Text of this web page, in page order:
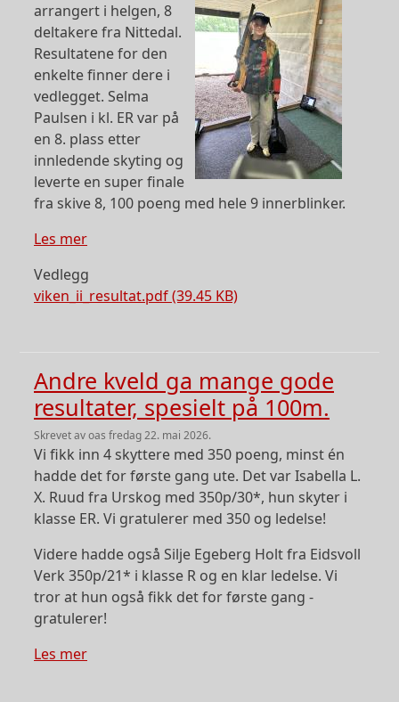
arrangert i helgen, 8
deltakere fra Nittedal.
Resultatene for den
enkelte finner dere i
vedlegget. Selma
Paulsen i kl. ER var på
en 8. plass etter
innledende skyting og
leverte en super finale
fra skive 8, 100 poeng med hele 9 innerblinker.
Les merom Ungdomsmedalje til Selma på Viken II
Vedlegg
viken_ii_resultat.pdf (39.45 KB)
Andre kveld ga mange gode
resultater, spesielt på 100m.
skrevet avoas fredag 22. mai 2026.
Vi fikk inn 4 skyttere med 350 poeng, minst én
hadde det for første gang ute. Det var Isabella L.
X. Ruud fra Urskog med 350p/30*, hun skyter i
klasse ER. Vi gratulerer med 350 og ledelse!
Videre hadde også Silje Egeberg Holt fra Eidsvoll
Verk 350p/21* i klasse R og en klar ledelse. Vi
tror at hun også fikk det for første gang -
gratulerer!
Les merom Andre kveld ga mange gode resultater,